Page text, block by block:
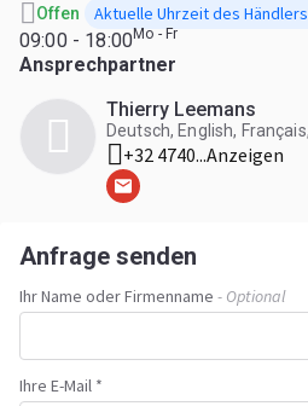
Offen Aktuelle Uhrzeit des Händlers
09:00 - 18:00Mo - Fr
Ansprechpartner
Thierry Leemans
Deutsch, English,
+32 4740...Anzeigen
Anfrage senden
Ihr Name oder Firmenname - Optional
Ihre E-Mail *